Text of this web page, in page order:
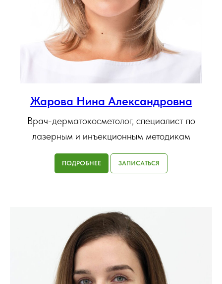
Жарова Нина Александровна
Врач-дерматокосметолог, специалист по
лазерным и инъекционным методикам
ПОДРОБНЕЕ ЗАПИСАТЬСЯ